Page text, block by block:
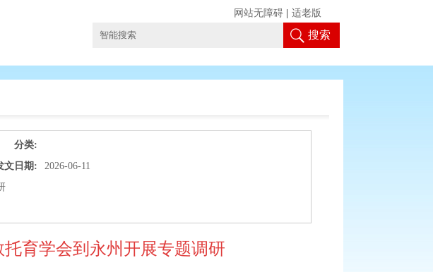
搜索
网站无障碍 适老版
分类:
文日期:
2026-06-11
育学会到永州开展专题调研